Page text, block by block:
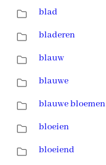
blad
bladeren
blauw
blauwe
blauwe bloemen
bloeien
bloeiend